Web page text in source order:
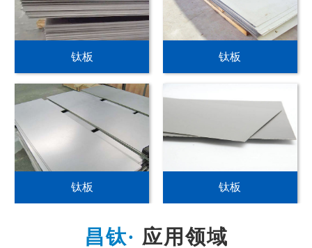
钛板 钛板
钛板 钛板
应用领域